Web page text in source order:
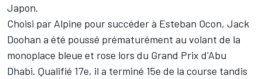
Japon.
Choisi par Alpine pour succéder à Esteban Ocon, Jack
Doohan a été poussé prématurément au volant de la
monoplace bleue et rose lors du Grand Prix d'Abu
Dhabi. Qualifié 17e, il a terminé 15e de la course tandis